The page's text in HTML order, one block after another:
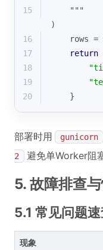
15
    """
)
16
rows =
17
return
18
19
20
    }
部署时用 gunicorn
2
避免单Worker阻
5. 故障排查
5.1 常见问题
现象